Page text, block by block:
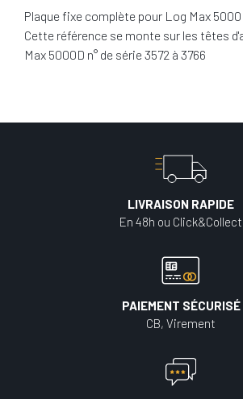
Plaque fixe complète pour Log Max
Cette référence se monte sur les têtes
Max 5000D n° de série 3572 à 3766
LIVRAISON RAPIDE
En 48h ou Click&Collect
PAIEMENT SÉCURISÉ
CB, Virement